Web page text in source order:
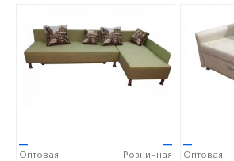
—
Оптовая
—
Розничная
—
Оптовая